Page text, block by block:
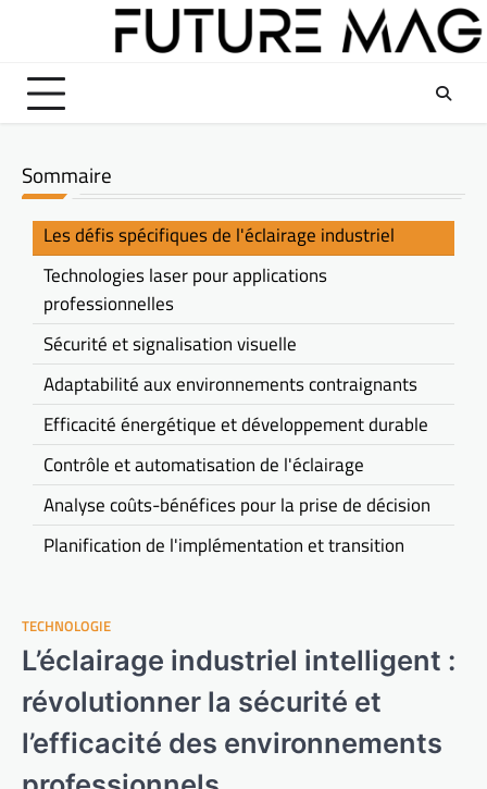
TECHNOLOGIE
L’éclairage industriel intelligent :
révolutionner la sécurité et
l’efficacité des environnements
Sommaire
Les défis spécifiques de l'éclairage industriel
Technologies laser pour applications
professionnelles
Sécurité et signalisation visuelle
Adaptabilité aux environnements contraignants
Efficacité énergétique et développement durable
Contrôle et automatisation de l'éclairage
Analyse coûts-bénéfices pour la prise de décision
Planification de l'implémentation et transition